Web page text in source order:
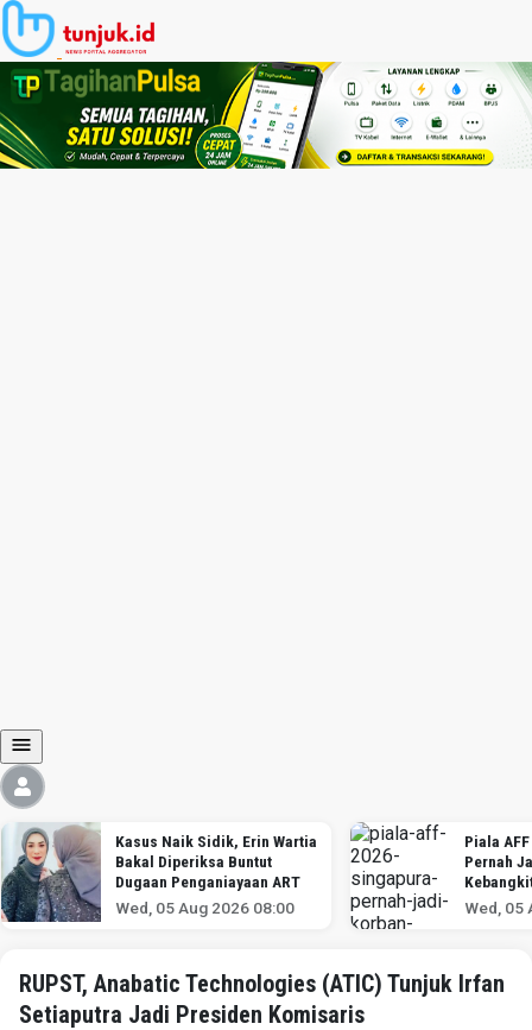
Kasus Naik Sidik, Erin Wartia
Bakal Diperiksa Buntut
Dugaan Penganiayaan ART
Wed, 05 Aug 2026 08:00
Piala
Pernah
Indonesia
Wed, 05
RUPST, Anabatic Technologies (ATIC) Tunjuk Irfan
Setiaputra Jadi Presiden Komisaris